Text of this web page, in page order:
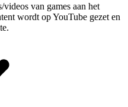
van games aan het
wordt op YouTube gezet en